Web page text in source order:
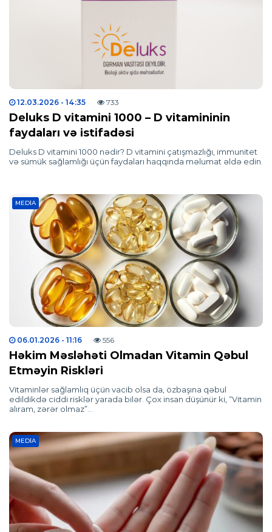
12.03.2026 - 14:35 733
Deluks D vitamini 1000 – D vitamininin
faydaları və istifadəsi
Deluks D vitamini 1000 nədir? D vitamini çatışmazlığı, immunitet
və sümük sağlamlığı üçün faydaları haqqında məlumat əldə edin.
MEDIA
06.01.2026 - 11:16 556
Həkim Məsləhəti Olmadan Vitamin Qəbul
Etməyin Riskləri
Vitaminlər sağlamlıq üçün vacib olsa da, özbaşına qəbul
edildikdə ciddi risklər yarada bilər. Çox insan düşünür ki, “Vitamin
alıram, zərər olmaz”…
MEDIA